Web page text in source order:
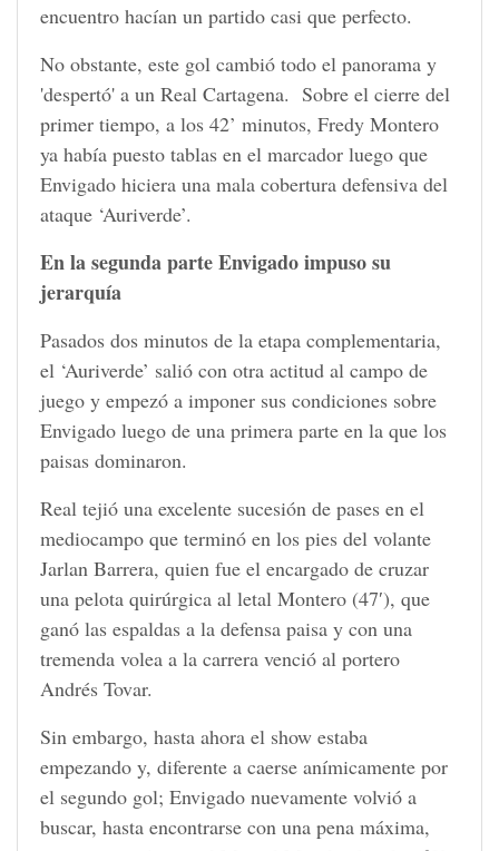
encuentro hacían un partido casi que perfecto.
No obstante, este gol cambió todo el panorama y
'despertó' a un Real Cartagena. Sobre el cierre del
primer tiempo, a los 42’ minutos, Fredy Montero
ya había puesto tablas en el marcador luego que
Envigado hiciera una mala cobertura defensiva del
ataque ‘Auriverde’.
En la segunda parte Envigado impuso su
jerarquía
Pasados dos minutos de la etapa complementaria,
el ‘Auriverde’ salió con otra actitud al campo de
juego y empezó a imponer sus condiciones sobre
Envigado luego de una primera parte en la que los
paisas dominaron.
Real tejió una excelente sucesión de pases en el
mediocampo que terminó en los pies del volante
Jarlan Barrera, quien fue el encargado de cruzar
una pelota quirúrgica al letal Montero (47′), que
ganó las espaldas a la defensa paisa y con una
tremenda volea a la carrera venció al portero
Andrés Tovar.
Sin embargo, hasta ahora el show estaba
empezando y, diferente a caerse anímicamente por
el segundo gol; Envigado nuevamente volvió a
buscar, hasta encontrarse con una pena máxima,